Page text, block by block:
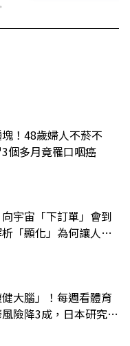
！48歲婦人不菸不
個多月竟罹口咽癌
宇宙「下訂單」會到
「顯化」為何讓人無
大腦」！每週看體育
險降3成，日本研究：